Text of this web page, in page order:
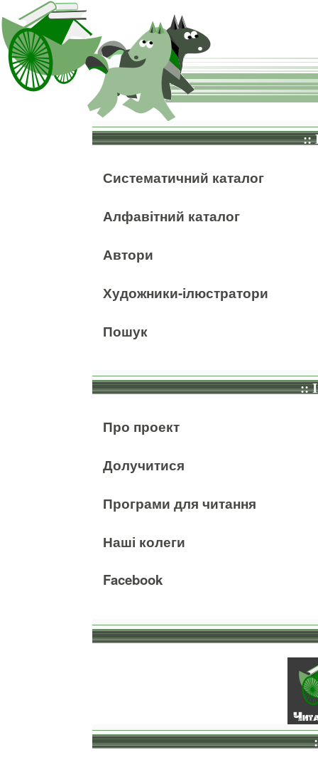
::
Систематичний каталог
Алфавітний каталог
Автори
Художники-ілюстратори
Пошук
::
Про проект
Долучитися
Програми для читання
Наші колеги
Facebook